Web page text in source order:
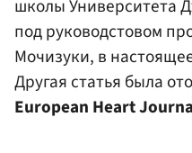
школы Университета
под руководстовом
Мочизуки, в
Другая статья была
European Heart